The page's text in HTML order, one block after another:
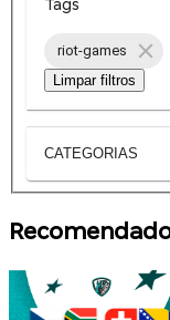
Tags
riot-games
Limpar filtros
CATEGORIAS